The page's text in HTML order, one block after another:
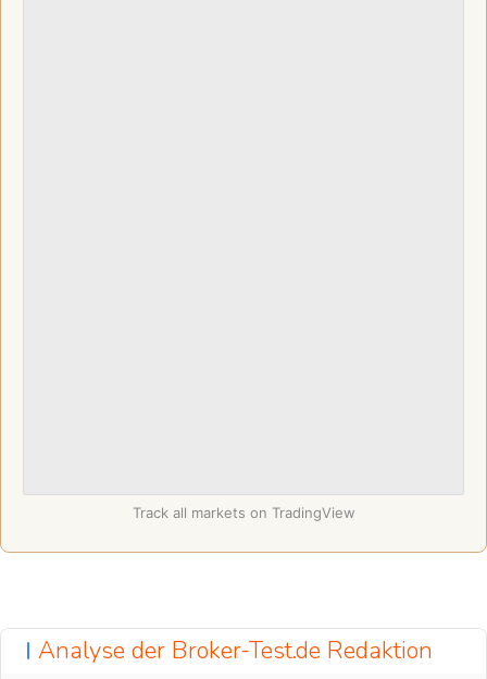
Track all markets on TradingView
Analyse der Broker-Test.de Redaktion